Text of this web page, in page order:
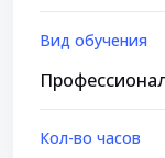
Вид обучения
Кол-во часов